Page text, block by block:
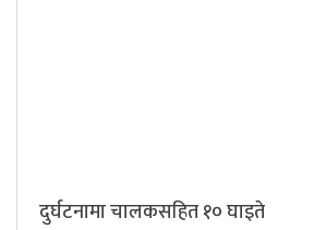
दुर्घटनामा चालकसहित १० घाइते